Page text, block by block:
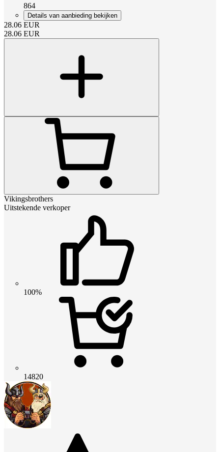
864
Details van aanbieding bekijken
28.06 EUR
28.06 EUR
Vikingsbrothers
Uitstekende verkoper
100%
14820